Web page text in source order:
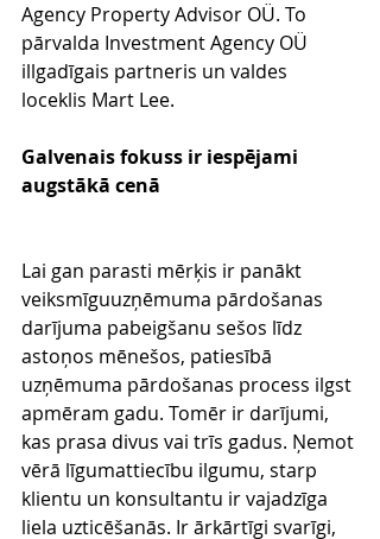
Agency Property Advisor OÜ. To
pārvalda Investment Agency OÜ
illgadīgais partneris un valdes
loceklis Mart Lee.
Galvenais fokuss ir iespējami
augstākā cenā
Lai gan parasti mērķis ir panākt
veiksmīguuzņēmuma pārdošanas
darījuma pabeigšanu sešos līdz
astoņos mēnešos, patiesībā
uzņēmuma pārdošanas process ilgst
apmēram gadu. Tomēr ir darījumi,
kas prasa divus vai trīs gadus. Ņemot
vērā līgumattiecību ilgumu, starp
klientu un konsultantu ir vajadzīga
liela uzticēšanās. Ir ārkārtīgi svarīgi,